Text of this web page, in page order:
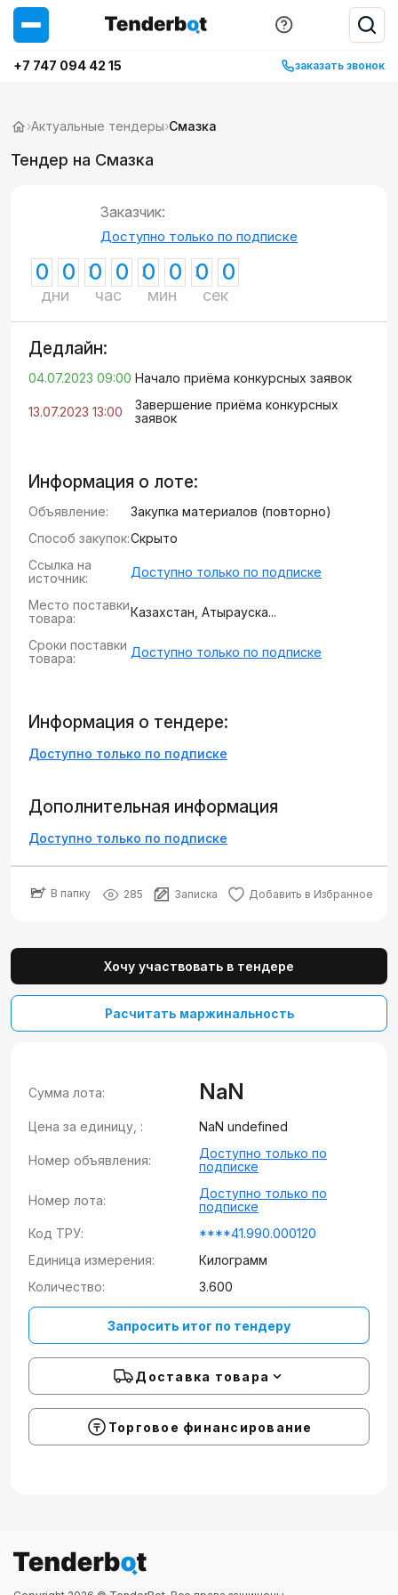
+7 747 094 42 15 заказать звонок
›Актуальные тендеры›Смазка
Тендер на Смазка
Заказчик:
Доступно только по подписке
0 0
дни
0 0
час
0 0
мин
0 0
сек
Дедлайн:
04.07.2023 09:00 Начало приёма конкурсных заявок
13.07.2023 13:00
Завершение приёма конкурсных
заявок
Информация о лоте:
Объявление:
Закупка материалов (повторно)
Способ закупок:Скрыто
Ссылка на
источник:
Доступно только по подписке
Место поставки
товара:
Казахстан, Атырауска...
Сроки поставки
товара:
Доступно только по подписке
Информация о тендере:
Доступно только по подписке
Дополнительная информация
Доступно только по подписке
В папку 285 Записка Добавить в Избранное
Хочу участвовать в тендере
Расчитать маржинальность
Сумма лота: NaN
Цена за единицу, : NaN undefined
Номер объявления:
Доступно только по
подписке
Номер лота:
Доступно только по
подписке
Код ТРУ:
****41.990.000120
Единица измерения:
Килограмм
Количество:
3.600
Запросить итог по тендеру
Доставка товара
Торговое финансирование